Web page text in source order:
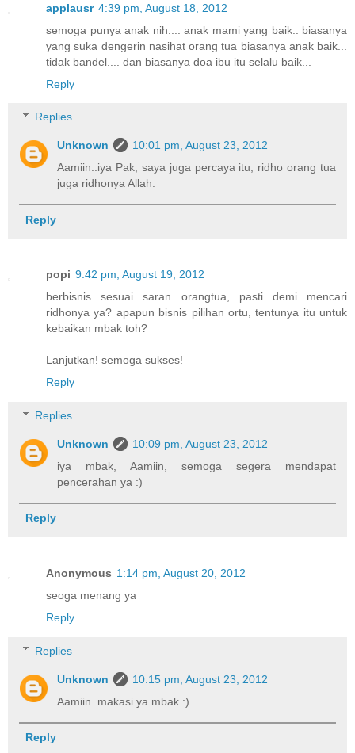
applausr 4:39 pm, August 18, 2012
semoga punya anak nih.... anak mami yang baik.. biasanya
yang suka dengerin nasihat orang tua biasanya anak baik...
tidak bandel.... dan biasanya doa ibu itu selalu baik...
Reply
Replies
Unknown
10:01 pm, August 23, 2012
Aamiin..iya Pak, saya juga percaya itu, ridho orang tua
juga ridhonya Allah.
Reply
popi 9:42 pm, August 19, 2012
berbisnis sesuai saran orangtua, pasti demi mencari
ridhonya ya? apapun bisnis pilihan ortu, tentunya itu untuk
kebaikan mbak toh?
Lanjutkan! semoga sukses!
Reply
Replies
Unknown
10:09 pm, August 23, 2012
iya mbak, Aamiin, semoga segera mendapat
pencerahan ya :)
Reply
Anonymous 1:14 pm, August 20, 2012
seoga menang ya
Reply
Replies
Unknown
10:15 pm, August 23, 2012
Aamiin..makasi ya mbak :)
Reply